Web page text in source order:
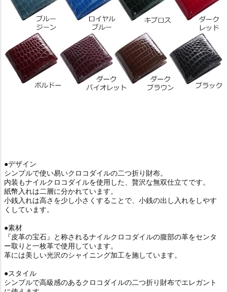
●デザイン
シンプルで使い易いクロコダイルの二つ折り財布。
内装もナイルクロコダイルを使用した、贅沢な無双仕立てです。
紙幣入れは二層に分かれています。
小銭入れは高さを少し小さくすることで、小銭の出し入れをしやす
くしています。
●素材
『皮革の宝石』と称されるナイルクロコダイルの腹部の革をセンタ
ー取りと一枚革で使用しています。
革には美しい光沢のシャイニング加工を施しています。
●スタイル
シンプルで高級感のあるクロコダイルの二つ折り財布でエレガント